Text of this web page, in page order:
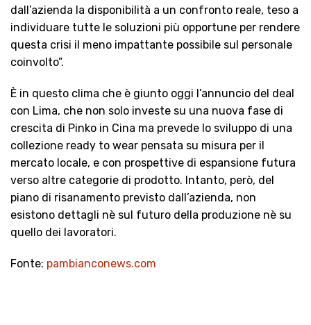
dall’azienda la disponibilità a un confronto reale, teso a
individuare tutte le soluzioni più opportune per rendere
questa crisi il meno impattante possibile sul personale
coinvolto”.
È in questo clima che è giunto oggi l’annuncio del deal
con Lima, che non solo investe su una nuova fase di
crescita di Pinko in Cina ma prevede lo sviluppo di una
collezione ready to wear pensata su misura per il
mercato locale, e con prospettive di espansione futura
verso altre categorie di prodotto. Intanto, però, del
piano di risanamento previsto dall’azienda, non
esistono dettagli nè sul futuro della produzione nè su
quello dei lavoratori.
Fonte: pambianconews.com